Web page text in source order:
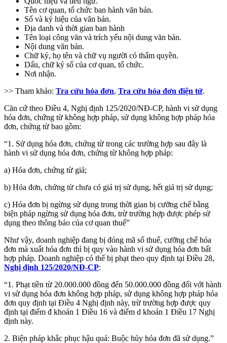
Tên cơ quan, tổ chức ban hành văn bản.
Số và ký hiệu của văn bản.
Địa danh và thời gian ban hành
Tên loại công văn và trích yếu nội dung văn bản.
Nội dung văn bản.
Chữ ký, họ tên và chữ vụ người có thẩm quyền.
Dấu, chữ ký số của cơ quan, tổ chức.
Nơi nhận.
>> Tham khảo: Tra cứu hóa đơn, Tra cứu hóa đơn điện tử.
Căn cứ theo Điều 4, Nghị định 125/2020/NĐ-CP, hành vi sử dụng
hóa đơn, chứng từ không hợp pháp, sử dụng không hợp pháp hóa
đơn, chứng từ bao gồm:
“1. Sử dụng hóa đơn, chứng từ trong các trường hợp sau đây là
hành vi sử dụng hóa đơn, chứng từ không hợp pháp:
a) Hóa đơn, chứng từ giả;
b) Hóa đơn, chứng từ chưa có giá trị sử dụng, hết giá trị sử dụng;
c) Hóa đơn bị ngừng sử dụng trong thời gian bị cưỡng chế bằng
biện pháp ngừng sử dụng hóa đơn, trừ trường hợp được phép sử
dụng theo thông báo của cơ quan thuế”
Như vậy, doanh nghiệp đang bị đóng mã số thuế, cưỡng chế hóa
đơn mà xuất hóa đơn thì bị quy vào hành vi sử dụng hóa đơn bất
hợp pháp. Doanh nghiệp có thể bị phạt theo quy định tại Điều 28,
Nghị định 125/2020/NĐ-CP:
“1. Phạt tiền từ 20.000.000 đồng đến 50.000.000 đồng đối với hành
vi sử dụng hóa đơn không hợp pháp, sử dụng không hợp pháp hóa
đơn quy định tại Điều 4 Nghị định này, trừ trường hợp được quy
định tại điểm đ khoản 1 Điều 16 và điểm d khoản 1 Điều 17 Nghị
định này.
2. Biện pháp khắc phục hậu quả: Buộc hủy hóa đơn đã sử dụng.”